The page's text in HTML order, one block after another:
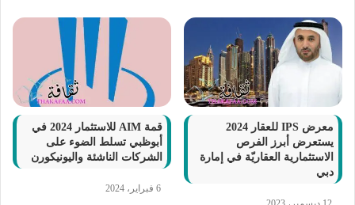
معرض IPS للعقار 2024
يستعرض أبرز الفرص
الاستثمارية العقاريّة في إمارة
دبي
قمة AIM للاستثمار 2024 في
أبوظبي تسلط الضوء على
الشركات الناشئة واليونيكورن
6 فبراير، 2024